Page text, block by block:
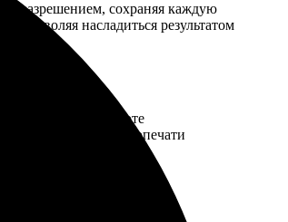
разрешением, сохраняя каждую
позволяя насладиться результатом
в работе
качество фотопечати
сроки.
определиться с